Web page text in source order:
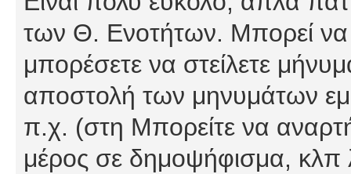
των Θ. Ενοτήτων. Μπορεί να
μπορέσετε να στείλετε
αποστολή των μηνυμάτων
π.χ. (στη Μπορείτε να
μέρος σε δημοψήφισμα, κλπ